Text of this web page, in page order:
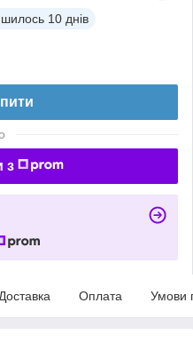
10 днів
з
Доставка Оплата Умови